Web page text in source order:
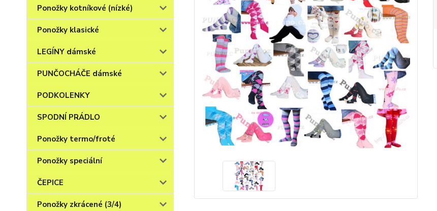
Ponožky kotníkové (nízké)
Ponožky klasické
LEGÍNY dámské
PUNČOCHÁČE dámské
PODKOLENKY
SPODNÍ PRÁDLO
Ponožky termo/froté
Ponožky speciální
ČEPICE
Ponožky zkrácené (3/4)